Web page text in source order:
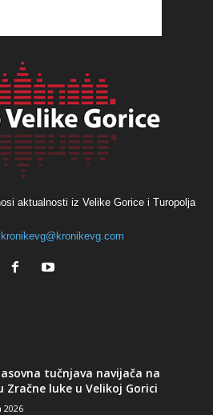
aktualnosti iz Velike Gorice i Turopolja
kronikevg@kronikevg.com
tučnjava navijača na
Zračne luke u Velikoj Gorici
2026